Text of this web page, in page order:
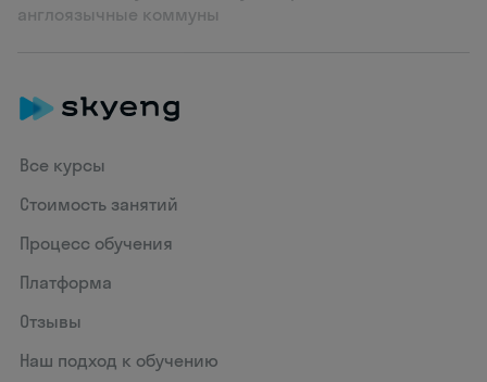
англоязычные коммуны
Все курсы
Стоимость занятий
Процесс обучения
Платформа
Отзывы
Наш подход к обучению